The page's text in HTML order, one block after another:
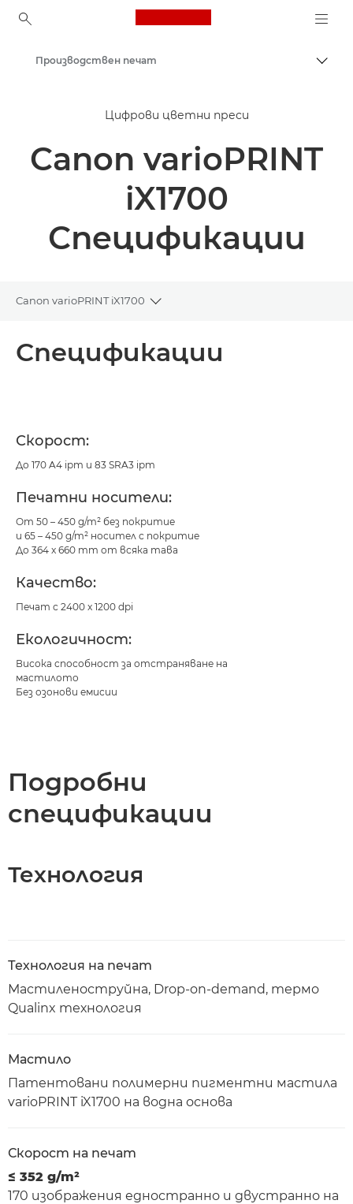
Canon Logo, back to
Решения и услуги
Бизнес продукти
Производствен печат
Цифрови цветни преси
Canon varioPRINT
iX1700
Спецификации
Canon varioPRINT iX1700
Toggle breadcrumbs
Спецификации
Скорост:
До 170 A4 ipm и 83 SRA3 ipm
Печатни носители:
От 50 – 450 g/m² без покритие
и 65 – 450 g/m² носител с покритие
До 364 x 660 mm от всяка тава
Качество:
Печат с 2400 x 1200 dpi
Екологичност:
Висока способност за отстраняване на
мастилото
Без озонови емисии
Подробни
спецификации
Технология
Технология на печат
Мастиленоструйна, Drop-on-demand, термо
Qualinx технология
Мастило
Патентовани полимерни пигментни мастила
varioPRINT iX1700 на водна основа
Скорост на печат
≤ 352 g/m²
170 изображения едностранно и двустранно на